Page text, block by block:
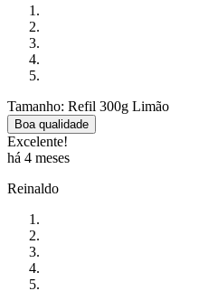
Tamanho: Refil 300g Limão
Boa qualidade
Excelente!
há 4 meses
Reinaldo